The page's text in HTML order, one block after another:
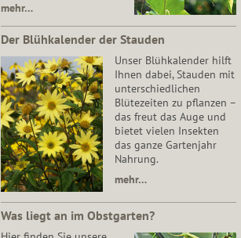
mehr…
Der Blühkalender der Stauden
Unser Blühkalender hilft
Ihnen dabei, Stauden mit
unterschiedlichen
Blütezeiten zu pflanzen –
das freut das Auge und
bietet vielen Insekten
das ganze Gartenjahr
Nahrung.
mehr…
Was liegt an im Obstgarten?